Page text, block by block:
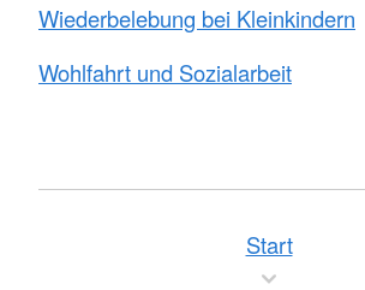
Wiederbelebung bei Kleinkindern
Wohlfahrt und Sozialarbeit
Start